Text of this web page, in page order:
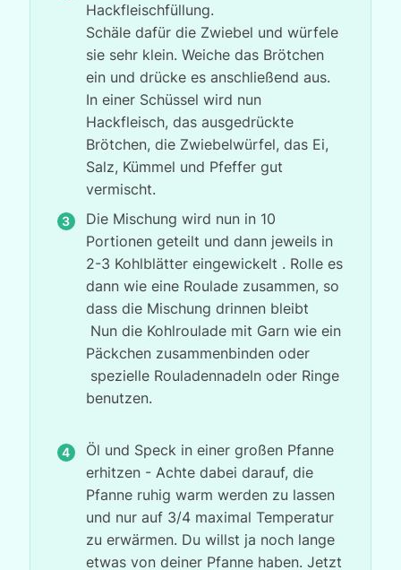
Hackfleischfüllung.
Schäle dafür die Zwiebel und würfele
sie sehr klein. Weiche das Brötchen
ein und drücke es anschließend aus.
In einer Schüssel wird nun
Hackfleisch, das ausgedrückte
Brötchen, die Zwiebelwürfel, das Ei,
Salz, Kümmel und Pfeffer gut
vermischt.
Die Mischung wird nun in 10
Portionen geteilt und dann jeweils in
2-3 Kohlblätter eingewickelt . Rolle es
dann wie eine Roulade zusammen, so
dass die Mischung drinnen bleibt
Nun die Kohlroulade mit Garn wie ein
Päckchen zusammenbinden oder
spezielle Rouladennadeln oder Ringe
benutzen.
Öl und Speck in einer großen Pfanne
erhitzen - Achte dabei darauf, die
Pfanne ruhig warm werden zu lassen
und nur auf 3/4 maximal Temperatur
zu erwärmen. Du willst ja noch lange
etwas von deiner Pfanne haben. Jetzt